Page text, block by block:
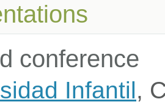
conference
Infantil,